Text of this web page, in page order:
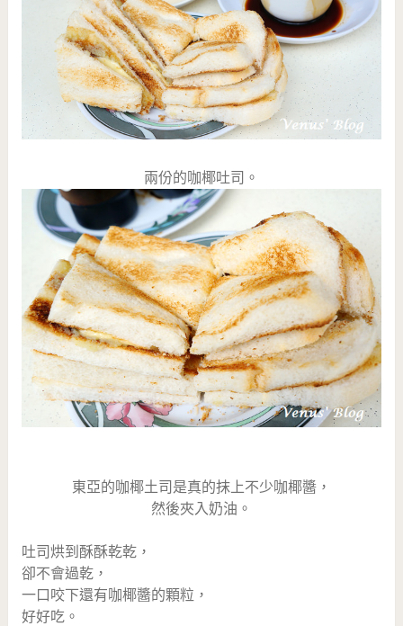
兩份的咖椰吐司。
東亞的咖椰土司是真的抹上不少咖椰醬，
然後夾入奶油。
吐司烘到酥酥乾乾，
卻不會過乾，
一口咬下還有咖椰醬的顆粒，
好好吃。